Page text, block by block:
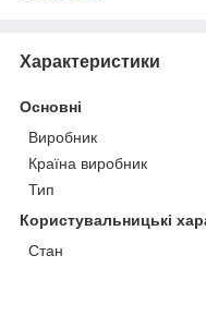
Характеристики
Основні
Виробник
Країна виробник
Тип
Користувальницькі
Стан